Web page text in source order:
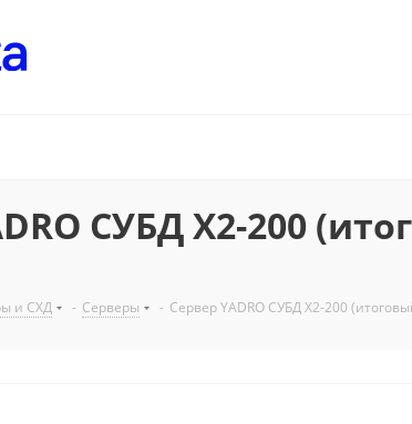
СУБД X2-200
и СХД - Серверы - Сервер YADRO СУБД X2-200